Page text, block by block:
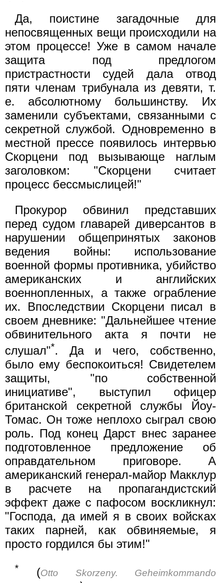
Да, поистине загадочные для
непосвященных вещи происходили на
этом процессе! Уже в самом начале
защита под предлогом
пристрастности судей дала отвод
пяти членам трибунала из девяти, т.
е. абсолютному большинству. Их
заменили субъектами, связанными с
секретной службой. Одновременно в
местной прессе появилось интервью
Скорцени под вызывающе наглым
заголовком: "Скорцени считает
процесс бессмыслицей!"
Прокурор обвинил представших
перед судом главарей диверсантов в
нарушении общепринятых законов
ведения войны: использование
военной формы противника, убийство
американских и английских
военнопленных, а также ограбление
их. Впоследствии Скорцени писал в
своем дневнике: "Дальнейшее чтение
обвинительного акта я почти не
слушал"*. Да и чего, собственно,
было ему беспокоиться! Свидетелем
защиты, "по собственной
инициативе", выступил офицер
британской секретной службы Йоу-
Томас. Он тоже неплохо сыграл свою
роль. Под конец Дарст внес заранее
подготовленное предложение об
оправдательном приговоре. А
американский генерал-майор Макклур
в расчете на пропагандистский
эффект даже с пафосом воскликнул:
"Господа, да имей я в своих войсках
таких парней, как обвиняемые, я
просто гордился бы этим!"
* (Otto Skorzeny. Geheimkommando